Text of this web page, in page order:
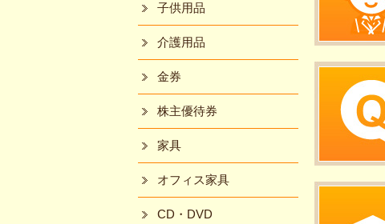
子供用品
介護用品
金券
株主優待券
家具
オフィス家具
CD・DVD